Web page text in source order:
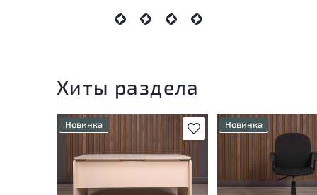
Хиты раздела
В избранное
Новинка
приближено к новому, могут
присутствовать
незначительные следы
эксплуатации
Новинка
Состояние товара
приближено к
присутствовать
незначительные
эксплуатации